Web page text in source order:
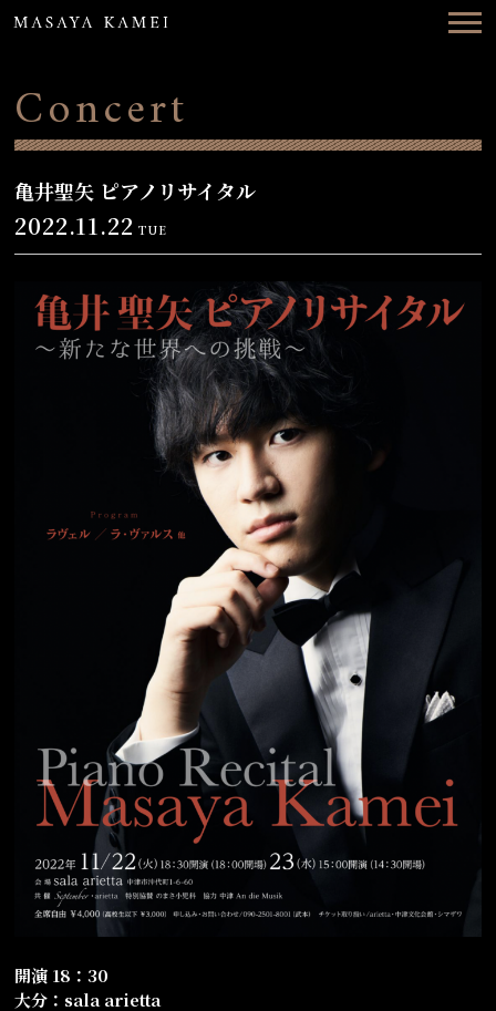
Concerts
Videos
Discography
Contact
日本語 ENG
Concert
亀井聖矢 ピアノリサイタル
2022.11.22 TUE
開演 18：30
大分：sala arietta